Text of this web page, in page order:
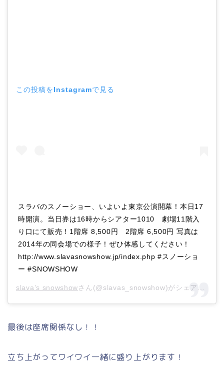
この投稿をInstagramで見る
​スラバのスノーショー、いよいよ東京公演開幕！本日17
時開演。当日券は16時からシアター1010 劇場11階入
り口にて販売！1階席 8,500円 2階席 6,500円 写真は
2014年の同会場での様子！ぜひ体感してください！
http://www.slavasnowshow.jp/index.php​ #スノーショ
ー #SNOWSHOW
slava’s snowshowさん(@slavas_snowshow)がシェアした投稿 –
最後は座席関係なし！！
立ち上がってワイワイ一緒に盛り上がります！